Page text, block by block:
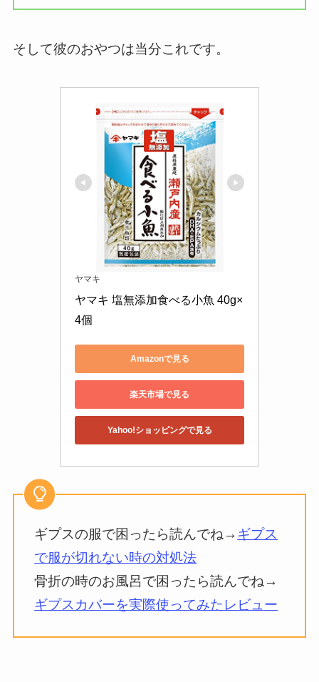
そして彼のおやつは当分これです。
ヤマキ
ヤマキ 塩無添加食べる小魚 40g×
4個
Amazonで見る
楽天市場で見る
Yahoo!ショッピングで見る
ギプスの服で困ったら読んでね→ ギプス
で服が切れない時の対処法
骨折の時のお風呂で困ったら読んでね→
ギプスカバーを実際使ってみたレビュー